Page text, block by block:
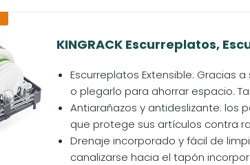
KINGRACK Escurreplatos,
Escurreplatos Extensible: Gracias
o plegarlo para ahorrar espacio.
Antiarañazos y antideslizante:
que protege sus artículos contra
Drenaje incorporado y fácil de
canalizarse hacia el tapón